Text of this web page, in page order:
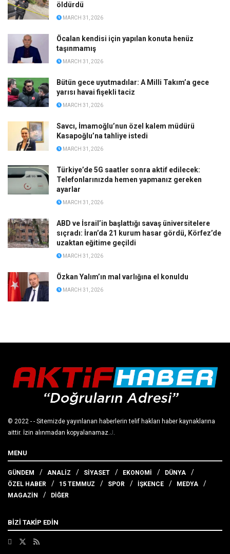
öldürdü
MARCH 31, 2026
Öcalan kendisi için yapılan konuta henüz
taşınmamış
MARCH 31, 2026
Bütün gece uyutmadılar: A Milli Takım’a gece
yarısı havai fişekli taciz
MARCH 31, 2026
Savcı, İmamoğlu’nun özel kalem müdürü
Kasapoğlu’na tahliye istedi
MARCH 31, 2026
Türkiye’de 5G saatler sonra aktif edilecek:
Telefonlarınızda hemen yapmanız gereken
ayarlar
MARCH 31, 2026
ABD ve İsrail’in başlattığı savaş üniversitelere
sıçradı: İran’da 21 kurum hasar gördü, Körfez’de
uzaktan eğitime geçildi
MARCH 31, 2026
Özkan Yalım’ın mal varlığına el konuldu
MARCH 31, 2026
© 2022 - - Sitemizde yayınlanan haberlerin telif hakları haber kaynaklarına
aittir. İzin alınmadan kopyalanamaz. J
MENU
GÜNDEM ANALİZ SİYASET EKONOMİ
DÜNYA
ÖZEL HABER
15 TEMMUZ SPOR İŞKENCE
MEDYA
MAGAZİN
DİĞER
BİZİ TAKİP EDİN